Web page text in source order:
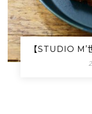
【STUDIO M’